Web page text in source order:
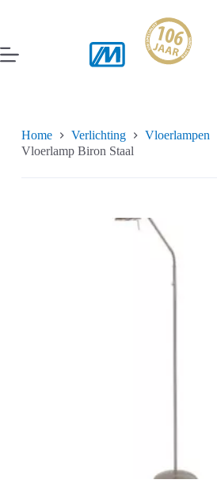
inhoud
Home Verlichting
Vloerlampen
Vloerlamp Biron Staal